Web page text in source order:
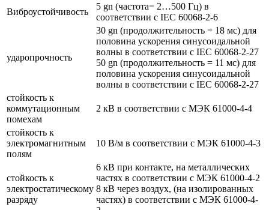
Виброустойчивость
5 gn (частота= 2…500 Гц) в
соответствии с IEC 60068-2-6
ударопрочность
30 gn (продолжительность = 18 мс) для
половина ускорения синусоидальной
волны в соответствии с IEC 60068-2-27
50 gn (продолжительность = 11 мс) для
половина ускорения синусоидальной
волны в соответствии с IEC 60068-2-27
стойкость к
коммутационным
помехам
2 кВ в соответствии с МЭК 61000-4-4
стойкость к
электромагнитным
полям
10 В/м в соответствии с МЭК 61000-4-3
стойкость к
электростатическому
разряду
6 кВ при контакте, на металлических
частях в соответствии с МЭК 61000-4-2
8 кВ через воздух, (на изолированных
частях) в соответствии с МЭК 61000-4-